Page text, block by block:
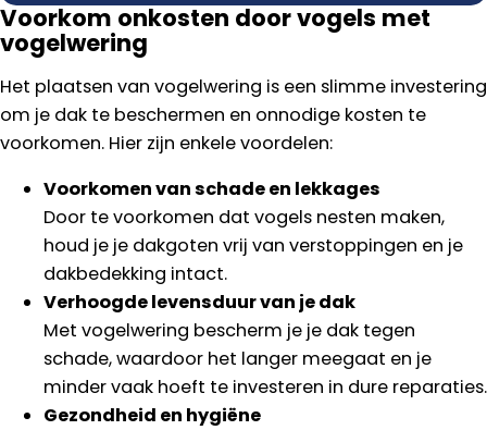
Voorkom onkosten door vogels met
vogelwering
Het plaatsen van vogelwering is een slimme investering
om je dak te beschermen en onnodige kosten te
voorkomen. Hier zijn enkele voordelen:
Voorkomen van schade en lekkages
Door te voorkomen dat vogels nesten maken,
houd je je dakgoten vrij van verstoppingen en je
dakbedekking intact.
Verhoogde levensduur van je dak
Met vogelwering bescherm je je dak tegen
schade, waardoor het langer meegaat en je
minder vaak hoeft te investeren in dure reparaties.
Gezondheid en hygiëne